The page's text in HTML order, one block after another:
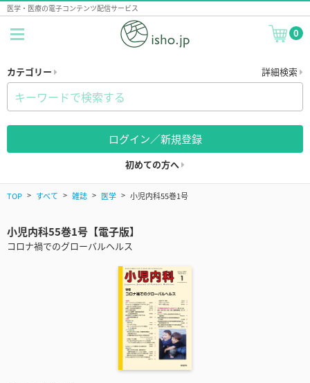
医学・医療の電子コンテンツ配信サービス
0
カテゴリー 詳細検索
ログイン／新規登録
初めての方へ
TOP すべて 雑誌 医学 小児内科55巻1号
小児内科55巻1号【電子版】
コロナ禍でのグローバルヘルス